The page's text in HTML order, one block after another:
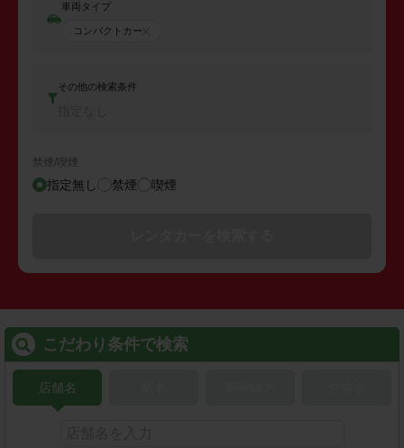
車両タイプ
コンパクトカー
その他の検索条件
禁煙/喫煙
指定無し 禁煙 喫煙
こだわり条件で検索
店舗名